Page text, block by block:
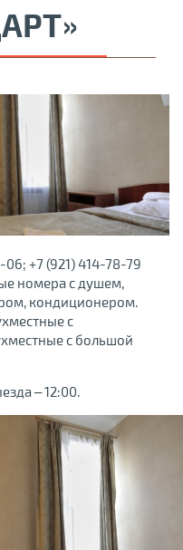
+7 (921) 414-78-79
номера с душем,
кондиционером.
с
с большой
– 12:00.